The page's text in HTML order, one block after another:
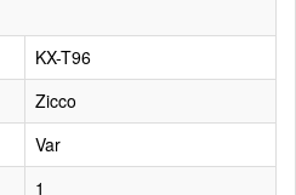
KX-T96
Zicco
Var
1